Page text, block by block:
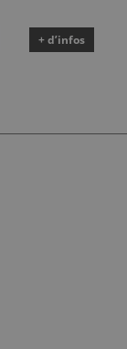
+ d’infos